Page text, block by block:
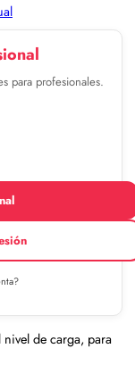
para profesionales.
de carga, para